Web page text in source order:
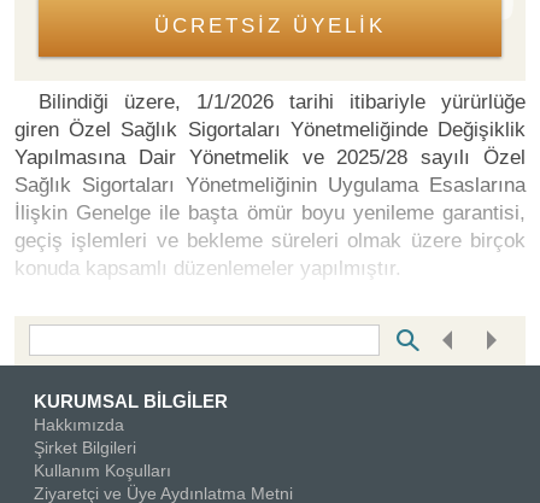
ÜCRETSİZ ÜYELİK
Bilindiği üzere, 1/1/2026 tarihi itibariyle yürürlüğe
giren Özel Sağlık Sigortaları Yönetmeliğinde Değişiklik
Yapılmasına Dair Yönetmelik ve 2025/28 sayılı Özel
Sağlık Sigortaları Yönetmeliğinin Uygulama Esaslarına
İlişkin Genelge ile başta ömür boyu yenileme garantisi,
geçiş işlemleri ve bekleme süreleri olmak üzere birçok
konuda kapsamlı düzenlemeler yapılmıştır.
KURUMSAL BİLGİLER
Hakkımızda
Şirket Bilgileri
Kullanım Koşulları
Ziyaretçi ve Üye Aydınlatma Metni